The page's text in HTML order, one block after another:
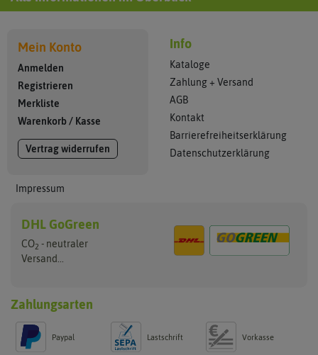
Mein Konto
Anmelden
Registrieren
Merkliste
Warenkorb / Kasse
Vertrag widerrufen
Impressum
Info
Kataloge
Zahlung + Versand
AGB
Kontakt
Barrierefreiheitserklärung
Datenschutzerklärung
DHL GoGreen
CO2 - neutraler
Versand...
Zahlungsarten
Paypal Lastschrift Vorkasse